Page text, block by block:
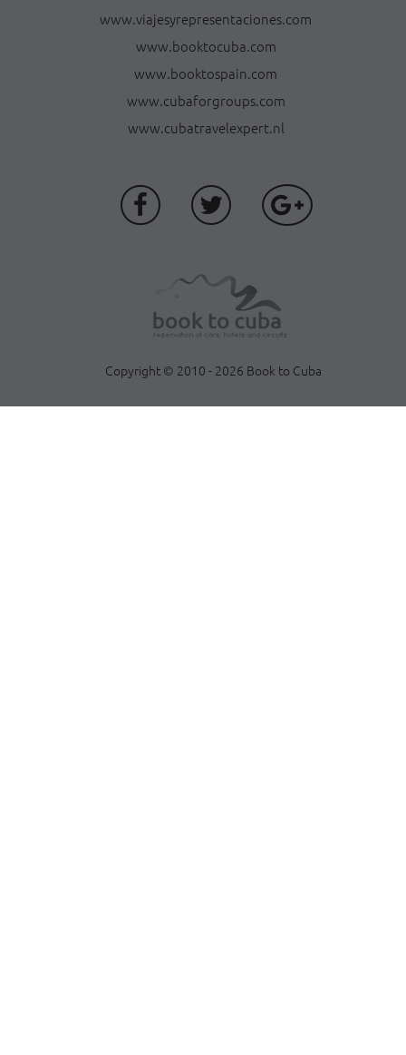
www.viajesyrepresentaciones.com
www.booktocuba.com
www.booktospain.com
www.cubaforgroups.com
www.cubatravelexpert.nl
Copyright © 2010 - 2026 Book to Cuba